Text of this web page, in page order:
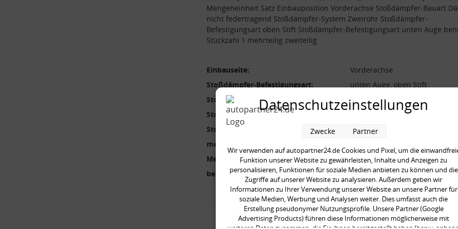
Mengeneinheit Satz Einbauposition Vorderachse Stoßdämpfer-Bauart
nicht federtragend Stoßdämpfer-System Zweirohr Stoßdämpfer-
Befestigungsart oben Stift Stoßdämpfer-Befestigungsart unten Auge
Stückzahl 1 mehrteilig zweiteilig
Einbauseite:
Vorderachse
Stoßdämpfer-Befestigungsart:
unten Auge, oben Stift
Stoßdämpfer-Bauart:
Dämpfer nicht federtragend
Stoßdämpfer-System:
Stoßdämpferart:
Gasdruck
mehrteilig:
Mengeneinheit:
Satz
benötigte Stückzahl:
1
Datenschutzeinstellungen
Wir verwenden auf autopartner24.de Cookies und Pixel, um die
Funktion unserer Website zu gewährleisten, Inhalte und Anzeigen zu
personalisieren, Funktionen für soziale Medien anbieten zu können und die
Zugriffe auf unserer Website zu analysieren. Außerdem geben wir
Informationen zu Ihrer Verwendung unserer Website an unsere Partner für
soziale Medien, Werbung und Analysen weiter. Dies umfasst auch die
Erstellung pseudonymer Nutzungsprofile. Unsere Partner (Google
Advertising Products) führen diese Informationen möglicherweise mit
Zwecke Partner